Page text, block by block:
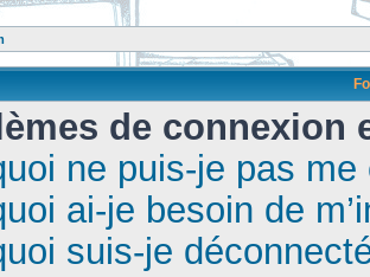
de connexion
ne puis-je pas
ai-je besoin de
suis-je